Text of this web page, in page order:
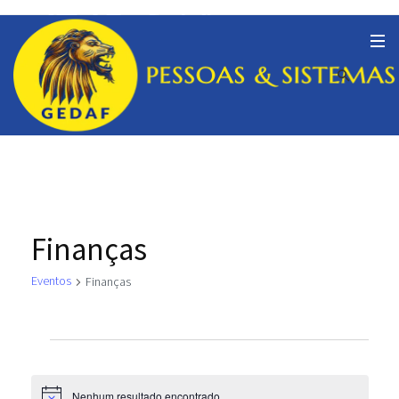
Finanças
Eventos Finanças
Nenhum resultado encontrado.